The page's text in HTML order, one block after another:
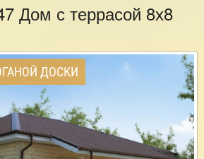
Дом с террасой 8х8
ДОСКИ